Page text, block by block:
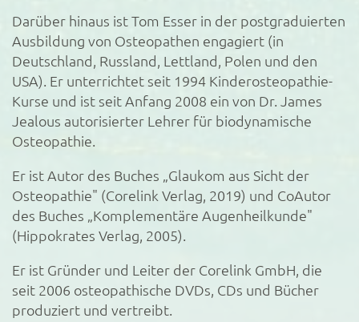
Darüber hinaus ist Tom Esser in der postgraduierten
Ausbildung von Osteopathen engagiert (in
Deutschland, Russland, Lettland, Polen und den
USA). Er unterrichtet seit 1994 Kinderosteopathie-
Kurse und ist seit Anfang 2008 ein von Dr. James
Jealous autorisierter Lehrer für biodynamische
Osteopathie.
Er ist Autor des Buches „Glaukom aus Sicht der
Osteopathie" (Corelink Verlag, 2019) und CoAutor
des Buches „Komplementäre Augenheilkunde"
(Hippokrates Verlag, 2005).
Er ist Gründer und Leiter der Corelink GmbH, die
seit 2006 osteopathische DVDs, CDs und Bücher
produziert und vertreibt.